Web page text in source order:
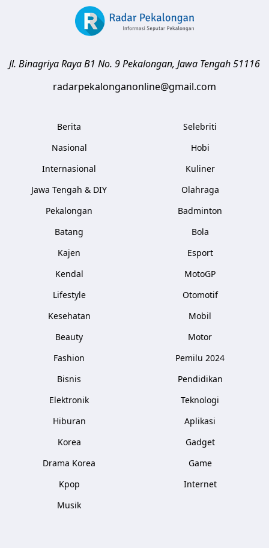
Jl. Binagriya Raya B1 No. 9Pekalongan, Jawa Tengah51116
radarpekalonganonline@gmail.com
Berita
Nasional
Internasional
Jawa Tengah & DIY
Pekalongan
Batang
Kajen
Kendal
Lifestyle
Kesehatan
Beauty
Fashion
Bisnis
Elektronik
Hiburan
Korea
Drama Korea
Kpop
Musik
Selebriti
Hobi
Kuliner
Olahraga
Badminton
Bola
Esport
MotoGP
Otomotif
Mobil
Motor
Pemilu 2024
Pendidikan
Teknologi
Aplikasi
Gadget
Game
Internet